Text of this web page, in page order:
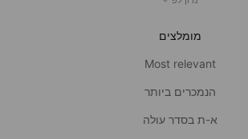
מומלצים
Most relevant
הנמכרים ביותר
א-ת בסדר עולה